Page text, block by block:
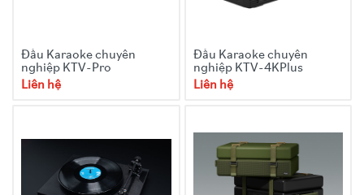
Đầu Karaoke chuyên
nghiệp KTV-Pro
Liên hệ
Đầu Karaoke chuyên
nghiệp KTV-4KPlus
Liên hệ